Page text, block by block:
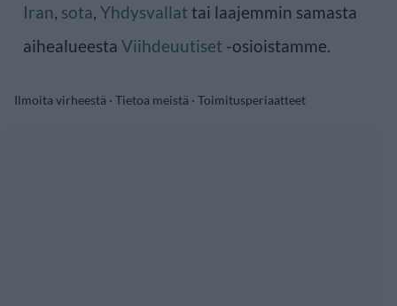
Iran, sota, Yhdysvallattai laajemmin samasta
aihealueesta Viihdeuutiset -osioistamme.
Ilmoita virheestä · Tietoa meistä · Toimitusperiaatteet